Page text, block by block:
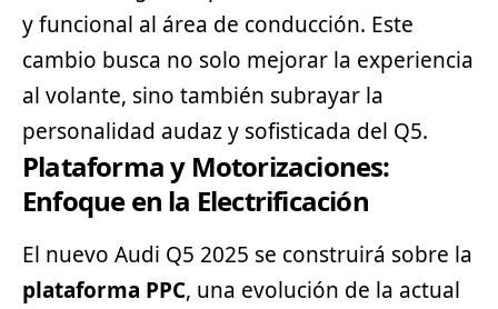
y funcional al área de conducción. Este
cambio busca no solo mejorar la experiencia
al volante, sino también subrayar la
personalidad audaz y sofisticada del Q5.
Plataforma y Motorizaciones:
Enfoque en la Electrificación
El nuevo Audi Q5 2025 se construirá sobre la
plataforma PPC, una evolución de la actual